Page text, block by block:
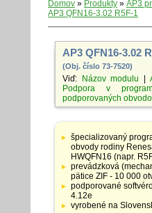
Domov » Produkty » AP3
AP3 QFN16-3.02 R5F-1
AP3 QFN16-3.02
(Obj. číslo 73-7520)
Viď: Názov modulu
Podpora v
podporovaných
Tabuľka
so
špecifikáciami
adaptérov
špecializovaný
obvody rodiny
HWQFN16 (napr.
prevádzková
pätice ZIF - 10 000
podporované
4.12e
vyrobené na